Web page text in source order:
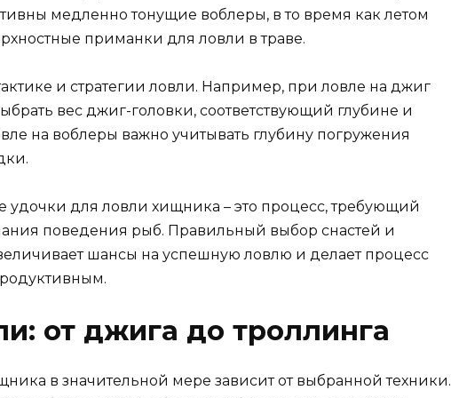
медленно тонущие воблеры, в то время как летом
приманки для ловли в траве.
и стратегии ловли. Например, при ловле на джиг
вес джиг-головки, соответствующий глубине и
на воблеры важно учитывать глубину погружения
удочки для ловли хищника – это процесс, требующий
поведения рыб. Правильный выбор снастей и
шансы на успешную ловлю и делает процесс
от джига до троллинга
в значительной мере зависит от выбранной техники.